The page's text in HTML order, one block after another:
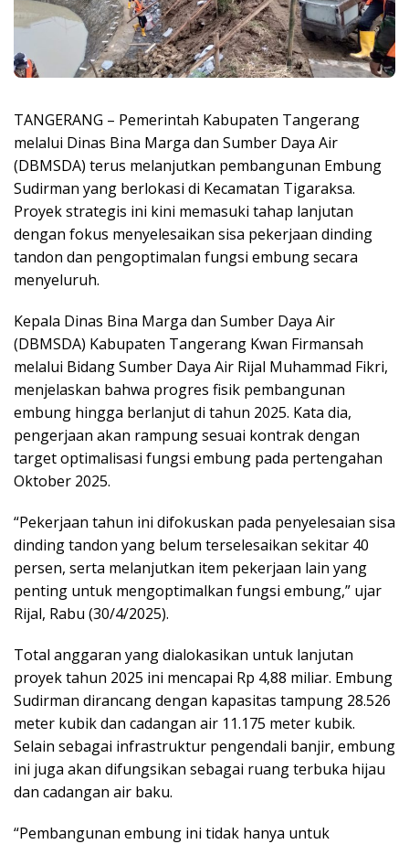
TANGERANG – Pemerintah Kabupaten Tangerang
melalui Dinas Bina Marga dan Sumber Daya Air
(DBMSDA) terus melanjutkan pembangunan Embung
Sudirman yang berlokasi di Kecamatan Tigaraksa.
Proyek strategis ini kini memasuki tahap lanjutan
dengan fokus menyelesaikan sisa pekerjaan dinding
tandon dan pengoptimalan fungsi embung secara
menyeluruh.
Kepala Dinas Bina Marga dan Sumber Daya Air
(DBMSDA) Kabupaten Tangerang Kwan Firmansah
melalui Bidang Sumber Daya Air Rijal Muhammad Fikri,
menjelaskan bahwa progres fisik pembangunan
embung hingga berlanjut di tahun 2025. Kata dia,
pengerjaan akan rampung sesuai kontrak dengan
target optimalisasi fungsi embung pada pertengahan
Oktober 2025.
“Pekerjaan tahun ini difokuskan pada penyelesaian sisa
dinding tandon yang belum terselesaikan sekitar 40
persen, serta melanjutkan item pekerjaan lain yang
penting untuk mengoptimalkan fungsi embung,” ujar
Rijal, Rabu (30/4/2025).
Total anggaran yang dialokasikan untuk lanjutan
proyek tahun 2025 ini mencapai Rp 4,88 miliar. Embung
Sudirman dirancang dengan kapasitas tampung 28.526
meter kubik dan cadangan air 11.175 meter kubik.
Selain sebagai infrastruktur pengendali banjir, embung
ini juga akan difungsikan sebagai ruang terbuka hijau
dan cadangan air baku.
“Pembangunan embung ini tidak hanya untuk